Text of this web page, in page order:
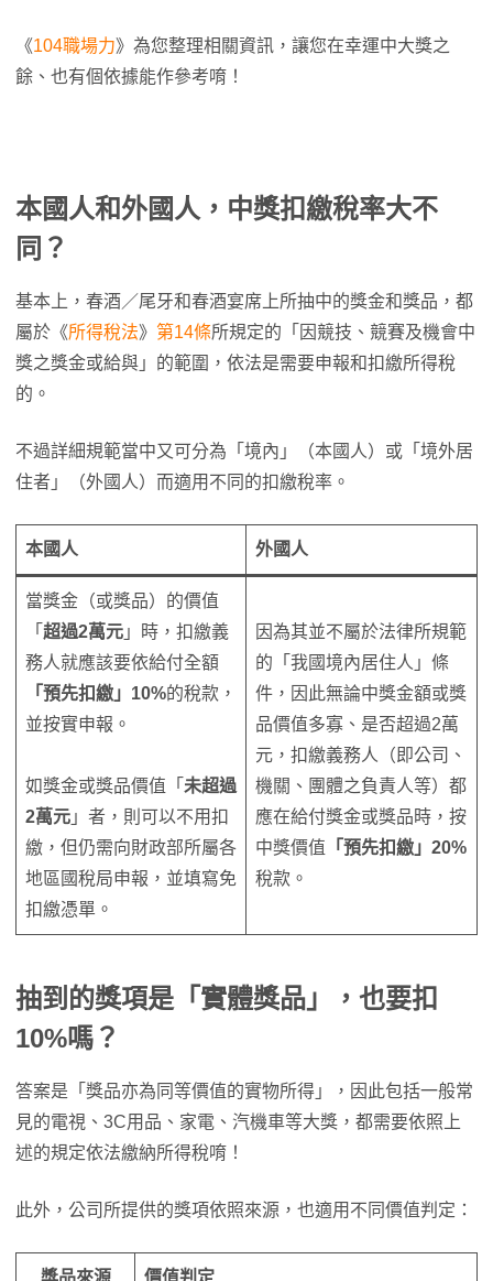
《104職場力》為您整理相關資訊，讓您在幸運中大獎之
餘、也有個依據能作參考唷！
本國人和外國人，中獎扣繳稅率大不
同？
基本上，春酒／尾牙和春酒宴席上所抽中的獎金和獎品，都
屬於《所得稅法》 第14條所規定的「因競技、競賽及機會中
獎之獎金或給與」的範圍，依法是需要申報和扣繳所得稅
的。
不過詳細規範當中又可分為「境內」（本國人）或「境外居
住者」（外國人）而適用不同的扣繳稅率。
本國人 外國人
當獎金（或獎品）的價值
「 超過2萬元 」時，扣繳義
務人就應該要依給付全額
「預先扣繳」10%的稅款，
並按實申報。
如獎金或獎品價值「 未超過
2萬元 」者，則可以不用扣
繳，但仍需向財政部所屬各
地區國稅局申報，並填寫免
扣繳憑單。
因為其並不屬於法律所規範
的「我國境內居住人」條
件，因此無論中獎金額或獎
品價值多寡、是否超過2萬
元，扣繳義務人（即公司、
機關、團體之負責人等）都
應在給付獎金或獎品時，按
中獎價值 「預先扣繳」20%
稅款。
抽到的獎項是「實體獎品」，也要扣
10%嗎？
答案是「獎品亦為同等價值的實物所得」，因此包括一般常
見的電視、3C用品、家電、汽機車等大獎，都需要依照上
述的規定依法繳納所得稅唷！
此外，公司所提供的獎項依照來源，也適用不同價值判定：
獎品來源 價值判定